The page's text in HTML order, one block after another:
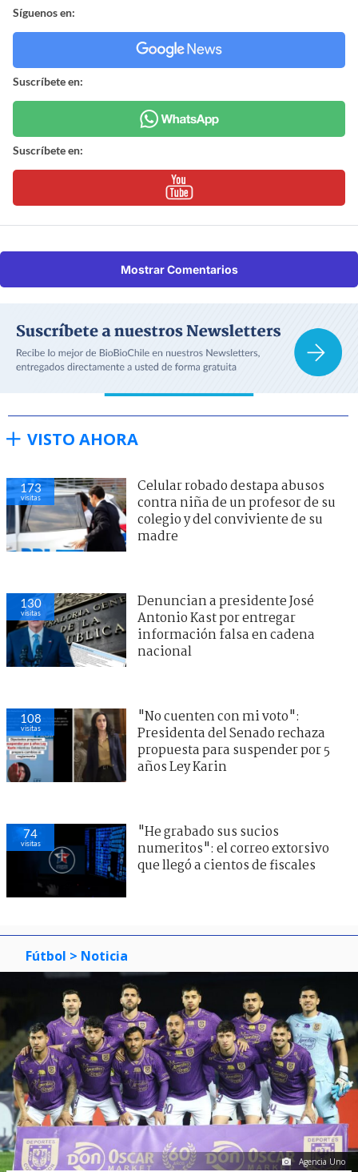
Síguenos en:
Suscríbete en:
Suscríbete en:
Mostrar Comentarios
VISTO AHORA
173
visitas
Celular robado destapa abusos
contra niña de un profesor de su
colegio y del conviviente de su
madre
130
visitas
Denuncian a presidente José
Antonio Kast por entregar
información falsa en cadena
nacional
108
visitas
"No cuenten con mi voto":
Presidenta del Senado rechaza
propuesta para suspender por 5
años Ley Karin
74
visitas
"He grabado sus sucios
numeritos": el correo extorsivo
que llegó a cientos de fiscales
Fútbol > Noticia
Agencia Uno